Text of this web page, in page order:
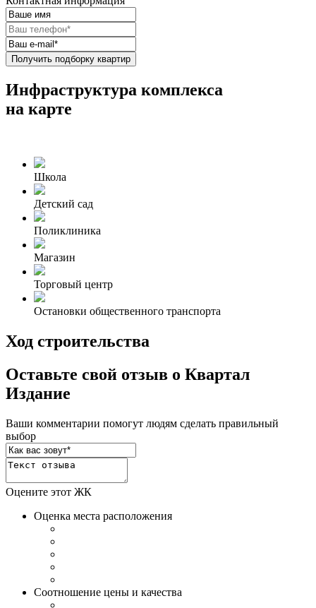
Получить подборку квартир
Инфраструктура комплекса
на карте
Школа
Детский сад
Поликлиника
Магазин
Торговый центр
Остановки общественного транспорта
Ход строительства
Оставьте свой отзыв о Квартал
Издание
Ваши комментарии помогут людям сделать правильный
выбор
Оцените этот ЖК
Оценка места расположения
Соотношение цены и качества